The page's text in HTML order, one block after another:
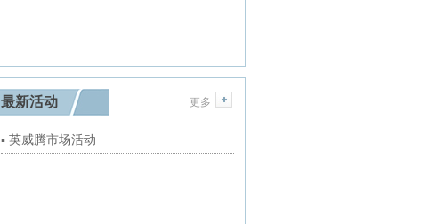
最新活动 更多
▪ 英威腾市场活动